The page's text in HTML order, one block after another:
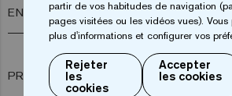
ENTREPRISE*partir de vos habitudes de navigation
pages visitées ou les vidéos vues).
plus d'informations et configurer vos
Rejeter
les
cookies
Accepter
les cookies